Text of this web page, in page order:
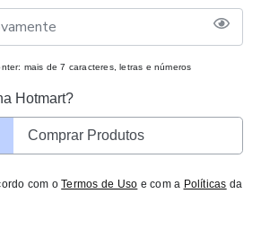
mais de 7 caracteres, letras e números
Hotmart?
Comprar Produtos
com oTermos de Uso e com a Políticas da